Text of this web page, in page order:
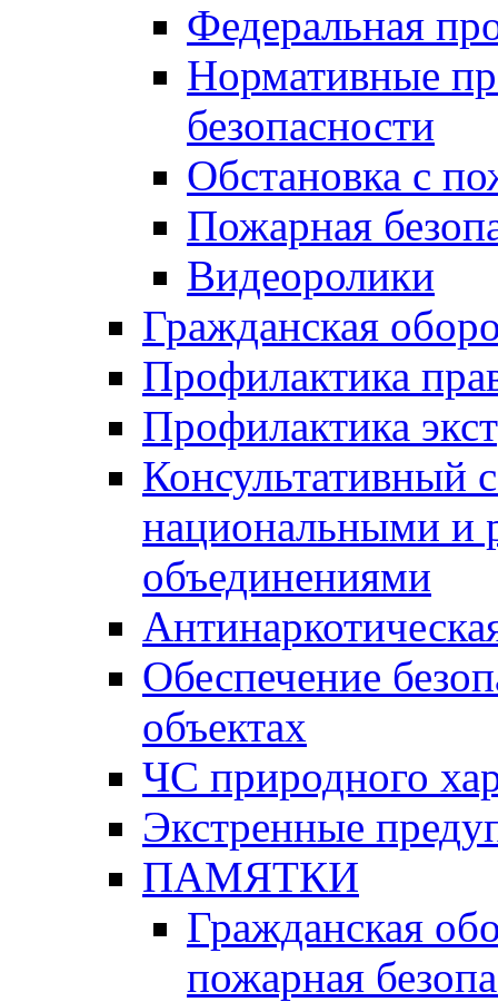
Федеральная
Нормативные
безопасности
Обстановка с
Пожарная
Видеоролики
Гражданская
Профилактика
Профилактика
Консультативный
национальными и
объединениями
Обеспечение
объектах
ЧС природного
Экстренные
ПАМЯТКИ
Гражданская
пожарная